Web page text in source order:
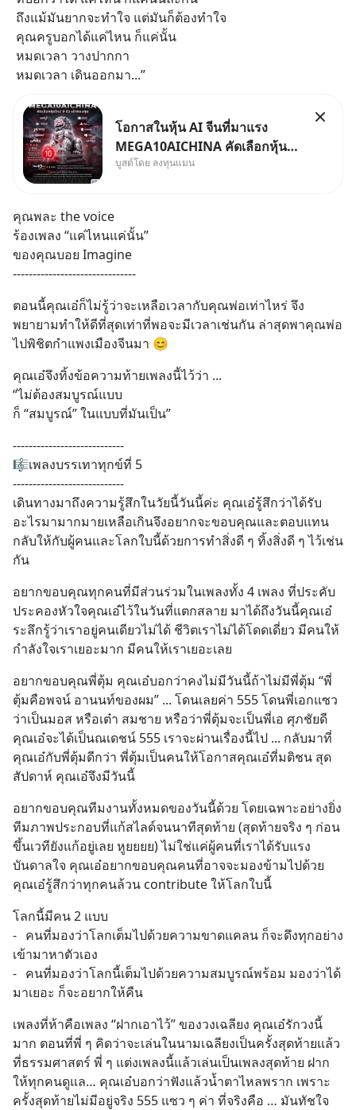
ถึงแม้มันยากจะทำใจ แต่มันก็ต้องทำใจ
คุณครูบอกได้แค่ไหน ก็แค่นั้น
หมดเวลา วางปากกา
หมดเวลา เดินออกมา...”
โอกาสในหุ้น AI จีนที่มาแรง
MEGA10AICHINA คัดเลือกหุ้น
ใหม่ 9 ตัว เข้ากองทุน.. ครอบคลุม
50% ค่าธรรมเนียมซื้อ | ยอด 2
ล้านบาทขึ้นไป ฟรีค่าธรร
บูสต์โดย ลงทุนแมน
คุณพละ the voice
ร้องเพลง “แค่ไหนแค่นั้น”
ของคุณบอย Imagine
-------------------------------
ตอนนี้คุณเอ๋ก็ไม่รู้ว่าจะเหลือเวลากับคุณพ่อเท่าไหร่ จึง
พยายามทำให้ดีที่สุดเท่าที่พอจะมีเวลาเช่นกัน ล่าสุดพาคุณพ่อ
ไปพิชิตกำแพงเมืองจีนมา 😊
คุณเอ๋จึงทิ้งข้อความท้ายเพลงนี้ไว้ว่า ...
“ไม่ต้องสมบูรณ์แบบ
ก็ “สมบูรณ์” ในแบบที่มันเป็น”
----------------------------
🎼เพลงบรรเทาทุกข์ที่ 5
----------------------------
เดินทางมาถึงความรู้สึกในวัยนี้วันนี้ค่ะ คุณเอ๋รู้สึกว่าได้รับ
อะไรมามากมายเหลือเกินจึงอยากจะขอบคุณและตอบแทน
กลับให้กับผู้คนและโลกใบนี้ด้วยการทำสิ่งดี ๆ ทิ้งสิ่งดี ๆ ไว้เช่น
กัน
อยากขอบคุณทุกคนที่มีส่วนร่วมในเพลงทั้ง 4 เพลง ที่ประคับ
ประคองหัวใจคุณเอ๋ไว้ในวันที่แตกสลาย มาได้ถึงวันนี้คุณเอ๋
ระลึกรู้ว่าเราอยู่คนเดียวไม่ได้ ชีวิตเราไม่ได้โดดเดี่ยว มีคนให้
กำลังใจเราเยอะมาก มีคนให้เราเยอะเลย
อยากขอบคุณพี่ตุ้ม คุณเอ๋บอกว่าคงไม่มีวันนี้ถ้าไม่มีพี่ตุ้ม “พี่
ตุ้มคือพจน์ อานนท์ของผม” ... โดนเลยค่า 555 โดนพี่เอกแซว
ว่าเป็นมอส หรือเต๋า สมชาย หรือว่าพี่ตุ้มจะเป็นพี่เอ ศุภชัยดี
คุณเอ๋จะได้เป็นณเดชน์ 555 เราจะผ่านเรื่องนี้ไป ... กลับมาที่
คุณเอ๋กับพี่ตุ้มดีกว่า พี่ตุ้มเป็นคนให้โอกาสคุณเอ๋ที่มติชน สุด
สัปดาห์ คุณเอ๋จึงมีวันนี้
อยากขอบคุณทีมงานทั้งหมดของวันนี้ด้วย โดยเฉพาะอย่างยิ่ง
ทีมภาพประกอบที่แก้สไลด์จนนาทีสุดท้าย (สุดท้ายจริง ๆ ก่อน
ขึ้นเวทียังแก้อยู่เลย หูยยยย) ไม่ใช่แค่ผู้คนที่เราได้รับแรง
บันดาลใจ คุณเอ๋อยากขอบคุณคนที่อาจจะมองข้ามไปด้วย
คุณเอ๋รู้สึกว่าทุกคนล้วน contribute ให้โลกใบนี้
โลกนี้มีคน 2 แบบ
-	คนที่มองว่าโลกเต็มไปด้วยความขาดแคลน ก็จะดึงทุกอย่าง
เข้ามาหาตัวเอง
-	คนที่มองว่าโลกนี้เต็มไปด้วยความสมบูรณ์พร้อม มองว่าได้
มาเยอะ ก็จะอยากให้คืน
เพลงที่ห้าคือเพลง “ฝากเอาไว้” ของวงเฉลียง คุณเอ๋รักวงนี้
มาก ตอนที่พี่ ๆ คิดว่าจะเล่นในนามเฉลียงเป็นครั้งสุดท้ายแล้ว
ที่ธรรมศาสตร์ พี่ ๆ แต่งเพลงนี้แล้วเล่นเป็นเพลงสุดท้าย ฝาก
ให้ทุกคนดูแล… คุณเอ๋บอกว่าฟังแล้วน้ำตาไหลพราก เพราะ
ครั้งสุดท้ายไม่มีอยู่จริง 555 แซว ๆ ค่า ที่จริงคือ … มันทัชใจ